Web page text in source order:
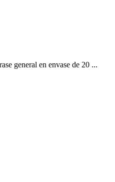
general en envase de 20 ...